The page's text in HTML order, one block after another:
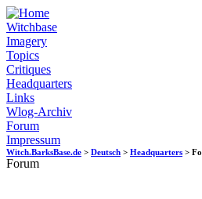
Witchbase
Imagery
Topics
Critiques
Headquarters
Links
Wlog-Archiv
Forum
Impressum
Witch.BarksBase.de > Deutsch > Headquarters >
Forum